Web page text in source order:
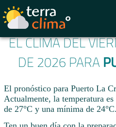
EL CLIMA DEL
DE 2026 PARA
El pronóstico para Puerto La
Actualmente, la temperatura
de 27°C y una mínima de 24°C.